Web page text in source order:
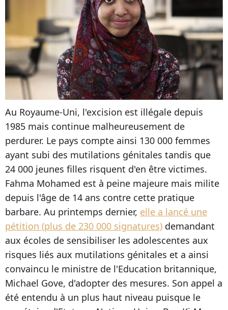
Au Royaume-Uni, l'excision est illégale depuis
1985 mais continue malheureusement de
perdurer. Le pays compte ainsi 130 000 femmes
ayant subi des mutilations génitales tandis que
24 000 jeunes filles risquent d'en être victimes.
Fahma Mohamed est à peine majeure mais milite
depuis l'âge de 14 ans contre cette pratique
barbare. Au printemps dernier, elle a lancé une
pétition (plus de 230 000 signatures) demandant
aux écoles de sensibiliser les adolescentes aux
risques liés aux mutilations génitales et a ainsi
convaincu le ministre de l'Education britannique,
Michael Gove, d'adopter des mesures. Son appel a
été entendu à un plus haut niveau puisque le